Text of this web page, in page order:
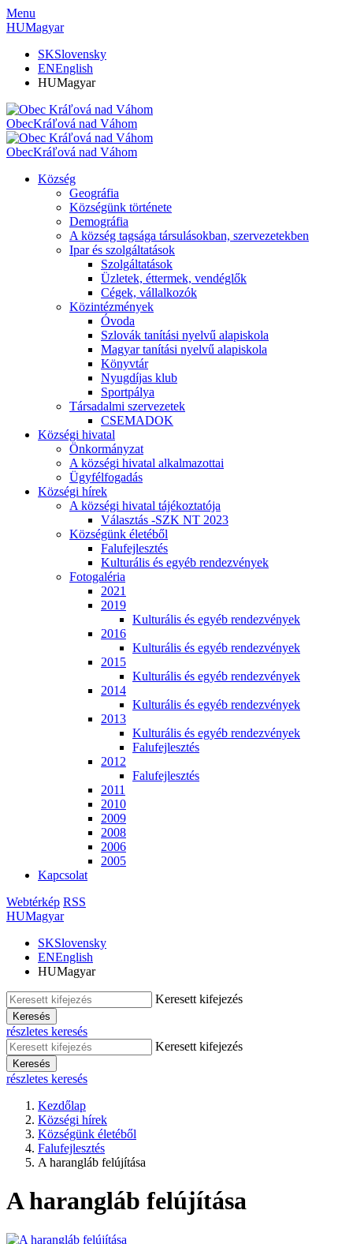
Menu
HUMagyar
SKSlovensky
ENEnglish
HUMagyar
ObecKráľová nad Váhom
ObecKráľová nad Váhom
Község
Geográfia
Községünk története
Demográfia
A község tagsága társulásokban, szervezetekben
Ipar és szolgáltatások
Szolgáltatások
Üzletek, éttermek, vendéglők
Cégek, vállalkozók
Közintézmények
Óvoda
Szlovák tanítási nyelvű alapiskola
Magyar tanítási nyelvű alapiskola
Könyvtár
Nyugdíjas klub
Sportpálya
Társadalmi szervezetek
CSEMADOK
Községi hivatal
Önkormányzat
A községi hivatal alkalmazottai
Ügyfélfogadás
Községi hírek
A községi hivatal tájékoztatója
Választás -SZK NT 2023
Községünk életéből
Falufejlesztés
Kulturális és egyéb rendezvények
Fotogaléria
2021
2019
Kulturális és egyéb rendezvények
2016
Kulturális és egyéb rendezvények
2015
Kulturális és egyéb rendezvények
2014
Kulturális és egyéb rendezvények
2013
Kulturális és egyéb rendezvények
Falufejlesztés
2012
Falufejlesztés
2011
2010
2009
2008
2006
2005
Kapcsolat
Webtérkép RSS
HUMagyar
SKSlovensky
ENEnglish
HUMagyar
Keresett kifejezés
Keresés
részletes keresés
Keresett kifejezés
Keresés
részletes keresés
Kezdőlap
Községi hírek
Községünk életéből
Falufejlesztés
A harangláb felújítása
A harangláb felújítása